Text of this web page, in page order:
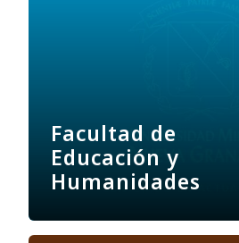
Facultad de
Educación y
Humanidades